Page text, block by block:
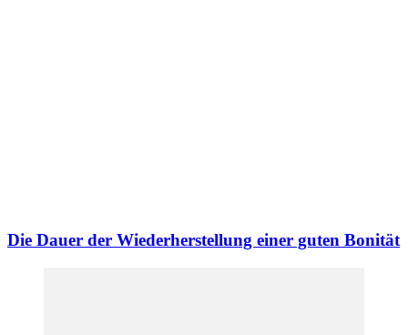
Die Dauer der Wiederherstellung einer guten Bonität